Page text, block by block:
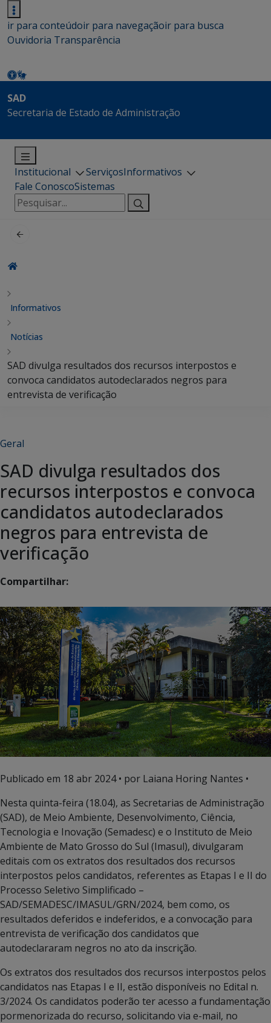
ir para conteúdoir para navegaçãoir para busca
Ouvidoria Transparência
SAD
Secretaria de Estado de Administração
Institucional ServiçosInformativos
Fale ConoscoSistemas
Pesquisar
por:
Informativos
Notícias
SAD divulga resultados dos recursos interpostos e
convoca candidatos autodeclarados negros para
entrevista de verificação
Geral
SAD divulga resultados dos
recursos interpostos e convoca
candidatos autodeclarados
negros para entrevista de
verificação
Compartilhar:
Publicado em 18 abr 2024• por Laiana Horing Nantes •
Nesta quinta-feira (18.04), as Secretarias de Administração
(SAD), de Meio Ambiente, Desenvolvimento, Ciência,
Tecnologia e Inovação (Semadesc) e o Instituto de Meio
Ambiente de Mato Grosso do Sul (Imasul), divulgaram
editais com os extratos dos resultados dos recursos
interpostos pelos candidatos, referentes as Etapas I e II do
Processo Seletivo Simplificado –
SAD/SEMADESC/IMASUL/GRN/2024, bem como, os
resultados deferidos e indeferidos, e a convocação para
entrevista de verificação dos candidatos que
autodeclararam negros no ato da inscrição.
Os extratos dos resultados dos recursos interpostos pelos
candidatos nas Etapas I e II, estão disponíveis no Edital n.
3/2024. Os candidatos poderão ter acesso a fundamentação
pormenorizada do recurso, solicitando via e-mail, no